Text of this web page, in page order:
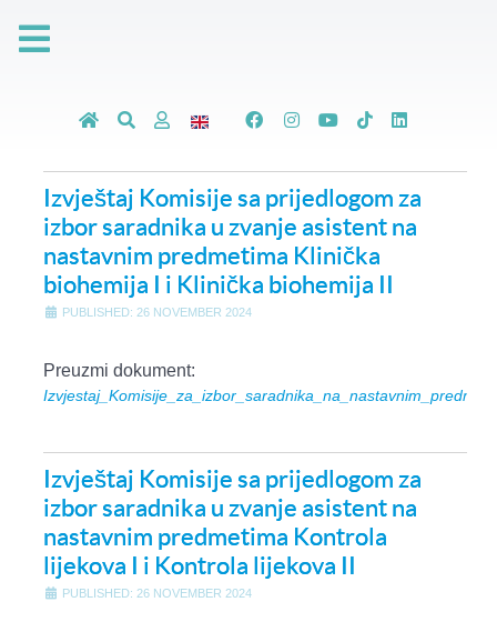
Izvještaj Komisije sa prijedlogom za
izbor saradnika u zvanje asistent na
nastavnim predmetima Klinička
biohemija I i Klinička biohemija II
PUBLISHED: 26 NOVEMBER 2024
Preuzmi dokument:
Izvještaj Komisije sa prijedlogom za
izbor saradnika u zvanje asistent na
nastavnim predmetima Kontrola
lijekova I i Kontrola lijekova II
PUBLISHED: 26 NOVEMBER 2024